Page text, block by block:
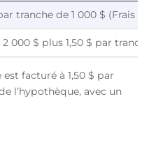
tranche de 1 000 $ (Frais
2 000 $ plus 1,50 $ par
facturé à 1,50 $ par
l’hypothèque, avec un